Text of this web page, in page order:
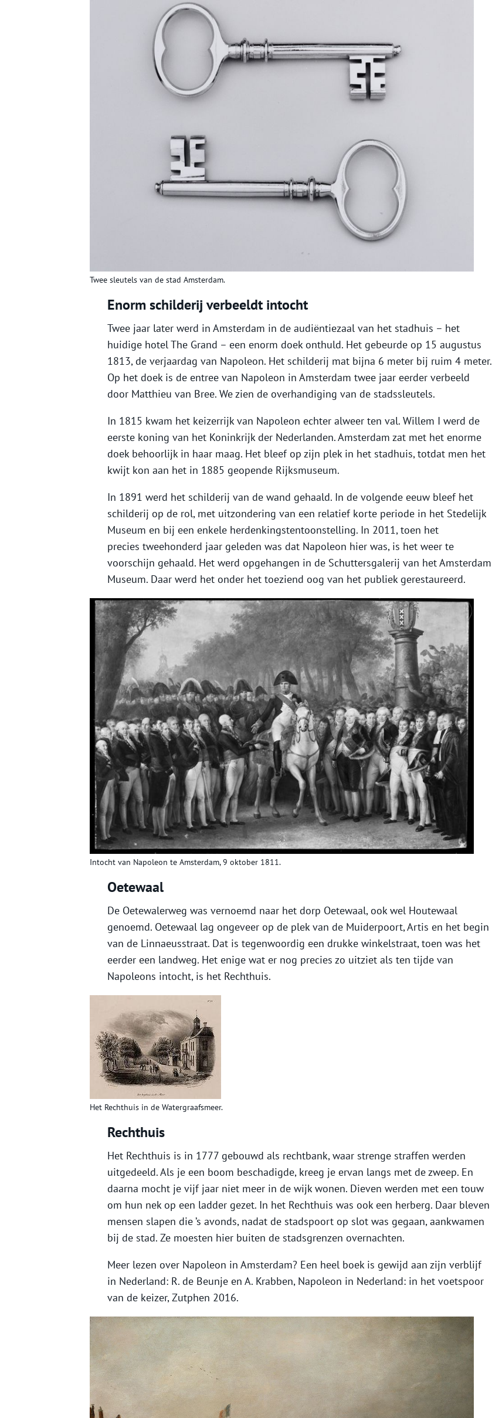
Twee sleutels van de stad Amsterdam.
Enorm schilderij verbeeldt intocht
Twee jaar later werd in Amsterdam in de audiëntiezaal van het stadhuis – het
huidige hotel The Grand – een enorm doek onthuld. Het gebeurde op 15 augustus
1813, de verjaardag van Napoleon. Het schilderij mat bijna 6 meter bij ruim 4 meter.
Op het doek is de entree van Napoleon in Amsterdam twee jaar eerder verbeeld
door Matthieu van Bree. We zien de overhandiging van de stadssleutels.
In 1815 kwam het keizerrijk van Napoleon echter alweer ten val. Willem I werd de
eerste koning van het Koninkrijk der Nederlanden. Amsterdam zat met het enorme
doek behoorlijk in haar maag. Het bleef op zijn plek in het stadhuis, totdat men het
kwijt kon aan het in 1885 geopende Rijksmuseum.
In 1891 werd het schilderij van de wand gehaald. In de volgende eeuw bleef het
schilderij op de rol, met uitzondering van een relatief korte periode in het Stedelijk
Museum en bij een enkele herdenkingstentoonstelling. In 2011, toen het
precies tweehonderd jaar geleden was dat Napoleon hier was, is het weer te
voorschijn gehaald. Het werd opgehangen in de Schuttersgalerij van het Amsterdam
Museum. Daar werd het onder het toeziend oog van het publiek gerestaureerd.
Intocht van Napoleon te Amsterdam, 9 oktober 1811.
Oetewaal
De Oetewalerweg was vernoemd naar het dorp Oetewaal, ook wel Houtewaal
genoemd. Oetewaal lag ongeveer op de plek van de Muiderpoort, Artis en het begin
van de Linnaeusstraat. Dat is tegenwoordig een drukke winkelstraat, toen was het
eerder een landweg. Het enige wat er nog precies zo uitziet als ten tijde van
Napoleons intocht, is het Rechthuis.
Het Rechthuis in de Watergraafsmeer.
Rechthuis
Het Rechthuis is in 1777 gebouwd als rechtbank, waar strenge straffen werden
uitgedeeld. Als je een boom beschadigde, kreeg je ervan langs met de zweep. En
daarna mocht je vijf jaar niet meer in de wijk wonen. Dieven werden met een touw
om hun nek op een ladder gezet. In het Rechthuis was ook een herberg. Daar bleven
mensen slapen die ’s avonds, nadat de stadspoort op slot was gegaan, aankwamen
bij de stad. Ze moesten hier buiten de stadsgrenzen overnachten.
Meer lezen over Napoleon in Amsterdam? Een heel boek is gewijd aan zijn verblijf
in Nederland: R. de Beunje en A. Krabben, Napoleon in Nederland: in het voetspoor
van de keizer, Zutphen 2016.